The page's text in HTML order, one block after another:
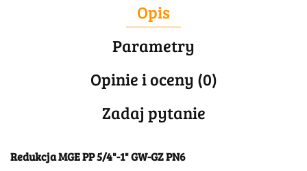
Opis
Parametry
Opinie i oceny (0)
Zadaj pytanie
Redukcja MGE PP 5/4"-1" GW-GZ PN6